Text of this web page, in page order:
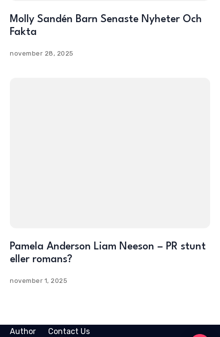
Molly Sandén Barn Senaste Nyheter Och
Fakta
november 28, 2025
Pamela Anderson Liam Neeson – PR stunt
eller romans?
november 1, 2025
Author Contact Us